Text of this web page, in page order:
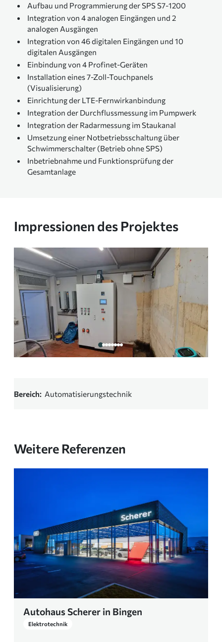
Aufbau und Programmierung der SPS S7-1200
Integration von 4 analogen Eingängen und 2
analogen Ausgängen
Integration von 46 digitalen Eingängen und 10
digitalen Ausgängen
Einbindung von 4 Profinet-Geräten
Installation eines 7-Zoll-Touchpanels
(Visualisierung)
Einrichtung der LTE-Fernwirkanbindung
Integration der Durchflussmessung im Pumpwerk
Integration der Radarmessung im Staukanal
Umsetzung einer Notbetriebsschaltung über
Schwimmerschalter (Betrieb ohne SPS)
Inbetriebnahme und Funktionsprüfung der
Gesamtanlage
Impressionen des Projektes
Bereich Automatisierungstechnik
Weitere Referenzen
Autohaus Scherer in Bingen
Elektrotechnik